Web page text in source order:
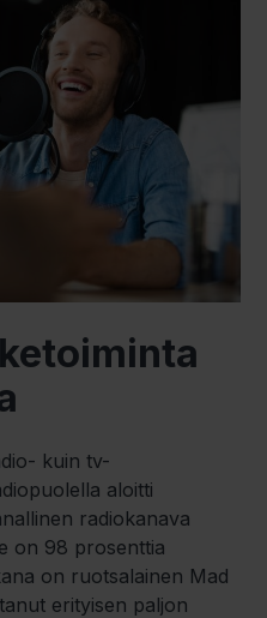
kuin tv-
aloitti
radiokanava
on 98 prosenttia
on ruotsalainen Mad
erityisen paljon